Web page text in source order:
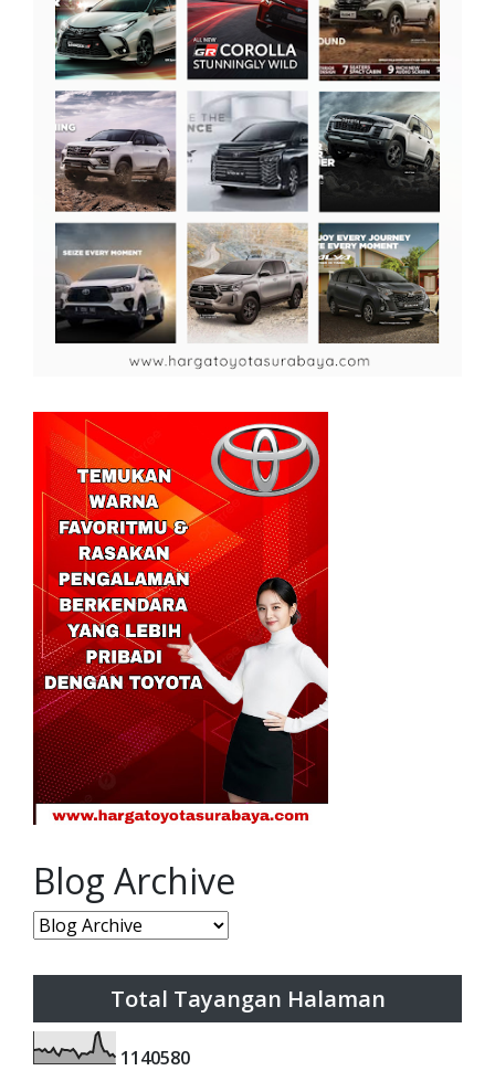
Blog Archive
Total Tayangan Halaman
1140580